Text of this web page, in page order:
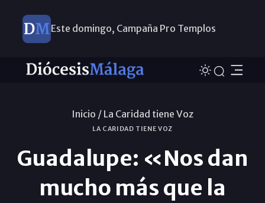
Este domingo, Campaña Pro Templos
Inicio / La Caridad tiene Voz
LA CARIDAD TIENE VOZ
Guadalupe: «Nos dan
mucho más que la